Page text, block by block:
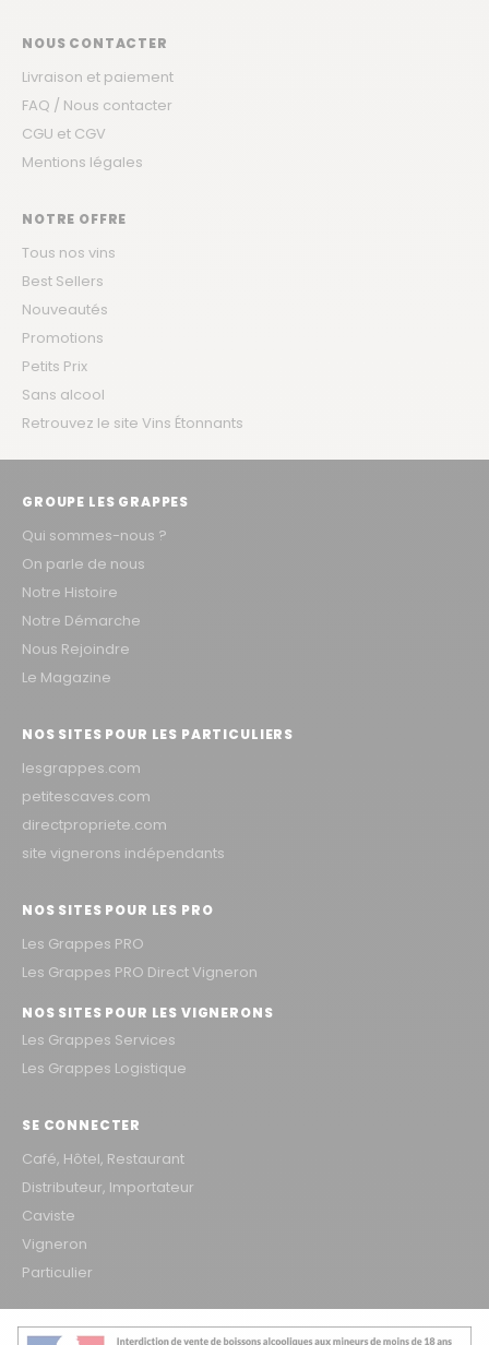
NOUS CONTACTER
Livraison et paiement
FAQ / Nous contacter
CGU et CGV
Mentions légales
NOTRE OFFRE
Tous nos vins
Best Sellers
Nouveautés
Promotions
Petits Prix
Sans alcool
Retrouvez le site Vins Étonnants
GROUPE LES GRAPPES
Qui sommes-nous ?
On parle de nous
Notre Histoire
Notre Démarche
Nous Rejoindre
Le Magazine
NOS SITES POUR LES PARTICULIERS
lesgrappes.com
petitescaves.com
directpropriete.com
site vignerons indépendants
NOS SITES POUR LES PRO
Les Grappes PRO
Les Grappes PRO Direct Vigneron
NOS SITES POUR LES VIGNERONS
Les Grappes Services
Les Grappes Logistique
SE CONNECTER
Café, Hôtel, Restaurant
Distributeur, Importateur
Caviste
Vigneron
Particulier